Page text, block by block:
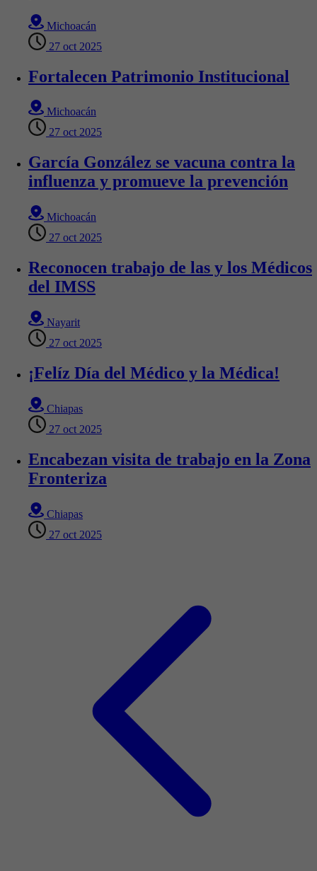
Michoacán
27 oct 2025
Fortalecen Patrimonio Institucional
Michoacán
27 oct 2025
García González se vacuna contra la
influenza y promueve la prevención
Michoacán
27 oct 2025
Reconocen trabajo de las y los Médicos
del IMSS
Nayarit
27 oct 2025
¡Felíz Día del Médico y la Médica!
Chiapas
27 oct 2025
Encabezan visita de trabajo en la Zona
Fronteriza
Chiapas
27 oct 2025